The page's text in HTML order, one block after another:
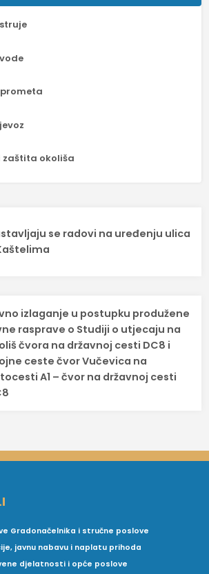
okoliša
se radovi na uređenju ulica
izlaganje u postupku produžene
rasprave o Studiji o utjecaju na
čvora na državnoj cesti DC8 i
ceste čvor Vučevica na
A1 – čvor na državnoj cesti
Gradonačelnika i stručne poslove
javnu nabavu i naplatu prihoda
djelatnosti i opće poslove